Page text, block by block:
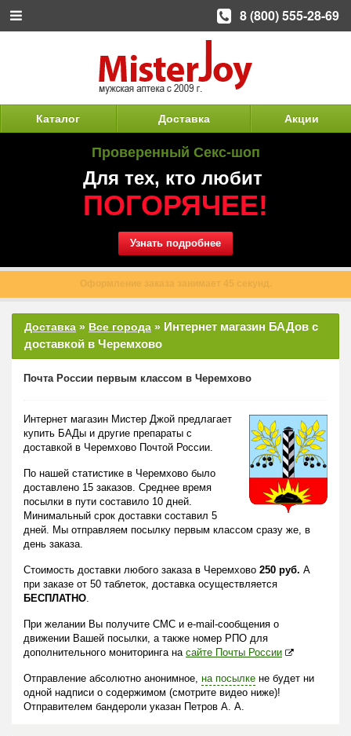
Каталог Доставка Акции
Проверенный Секс-шоп
Для тех, кто любит
ПОГОРЯЧЕЕ!
Узнать подробнее
Доставка » Все города » Интернет магазин БАДов с
доставкой в Черемхово
Почта России первым классом в Черемхово
Интернет магазин Мистер Джой предлагает
купить БАДы и другие препараты с
доставкой в Черемхово Почтой России.
По нашей статистике в Черемхово было
доставлено 15 заказов. Среднее время
посылки в пути составило 10 дней.
Минимальный срок доставки составил 5
дней. Мы отправляем посылку первым классом сразу же, в
день заказа.
Стоимость доставки любого заказа в Черемхово 250 руб. А
при заказе от 50 таблеток, доставка осуществляется
БЕСПЛАТНО.
При желании Вы получите СМС и e-mail-сообщения о
движении Вашей посылки, а также номер РПО для
дополнительного мониторинга на сайте Почты России
Отправление абсолютно анонимное, на посылке не будет ни
одной надписи о содержимом (смотрите видео ниже)!
Отправителем бандероли указан Петров А. А.
8 (800) 555-28-69